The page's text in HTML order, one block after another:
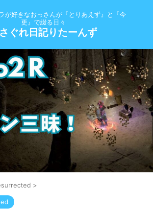
が好きなおっさんが『とりあえず』と『今
更』で綴る日々
ぐれ日記りたーんず
>